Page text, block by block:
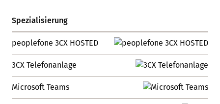
Spezialisierung
peoplefone 3CX HOSTED
3CX Telefonanlage
Microsoft Teams